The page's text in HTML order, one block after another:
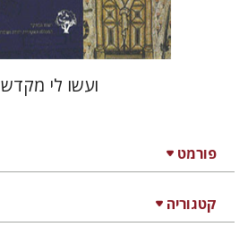
פורמט
קטגוריה
ועשו לי מקדש